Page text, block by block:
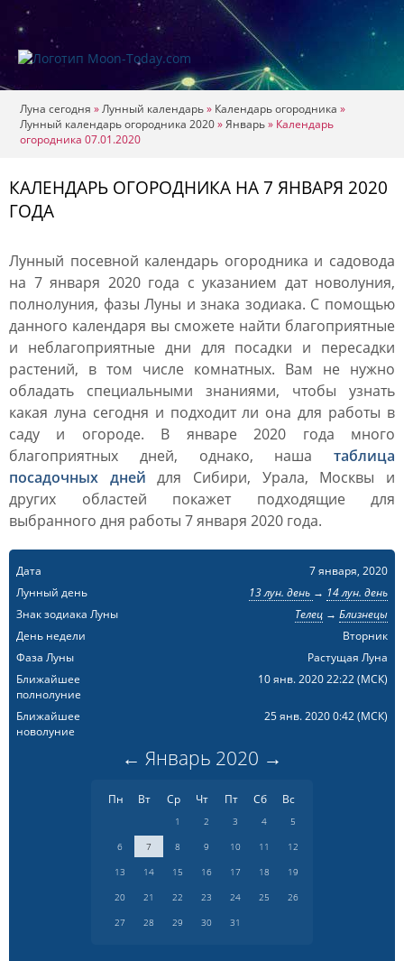
Луна сегодня »Лунный календарь» Календарь огородника »
Лунный календарь огородника 2020»Январь» Календарь
огородника 07.01.2020
КАЛЕНДАРЬ ОГОРОДНИКА НА 7 ЯНВАРЯ 2020
ГОДА
Лунный посевной календарь огородника и садовода
на 7 января 2020 года с указанием дат новолуния,
полнолуния, фазы Луны и знака зодиака. С помощью
данного календаря вы сможете найти благоприятные
и неблагоприятные дни для посадки и пересадки
растений, в том числе комнатных. Вам не нужно
обладать специальными знаниями, чтобы узнать
какая луна сегодня и подходит ли она для работы в
саду и огороде. В январе 2020 года много
благоприятных дней, однако, наша таблица
посадочных дней для Сибири, Урала, Москвы и
других областей покажет подходящие для
выбранного дня работы 7 января 2020 года.
Дата
7 января, 2020
Лунный день
13 лун. день → 14 лун. день
Знак зодиака Луны
Телец→ Близнецы
День недели
Вторник
Фаза Луны
Растущая Луна
Ближайшее
полнолуние
10 янв. 2020 22:22(МСК)
Ближайшее
новолуние
25 янв. 2020 0:42(МСК)
← Январь 2020 →
Пн Вт Ср Чт Пт Сб Вс
1 2 3 4
5
6
7 8 9 10 11
12
13
14 15 16 17 18
19
20
21 22 23 24 25
26
27
28 29 30 31